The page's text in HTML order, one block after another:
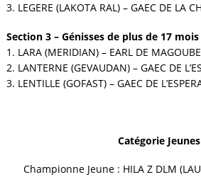
3. LEGERE (LAKOTA RAL) – GAEC DE LA
Section 3 – Génisses de plus de 17
1. LARA (MERIDIAN) – EARL DE
2. LANTERNE (GEVAUDAN) – GAEC DE
3. LENTILLE (GOFAST) – GAEC DE
Catégorie Jeunes
Championne Jeune : HILA Z DLM